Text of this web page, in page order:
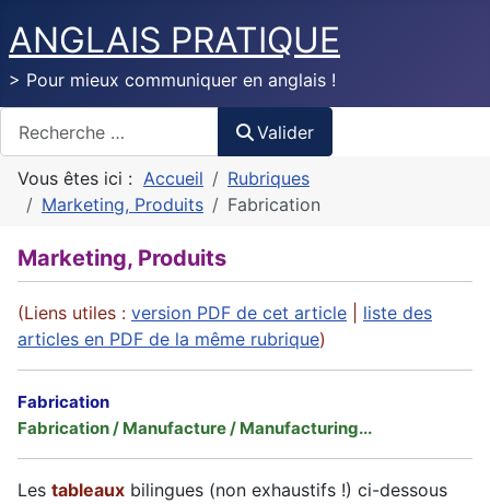
ANGLAIS PRATIQUE
> Pour mieux communiquer en anglais !
Valider
Vous êtes ici : Accueil
Rubriques
Marketing, Produits
Fabrication
Marketing, Produits
(Liens utiles : version PDF de cet article
liste des
articles en PDF de la même rubrique)
Fabrication
Fabrication / Manufacture / Manufacturing...
Les tableaux bilingues (non exhaustifs !) ci-dessous